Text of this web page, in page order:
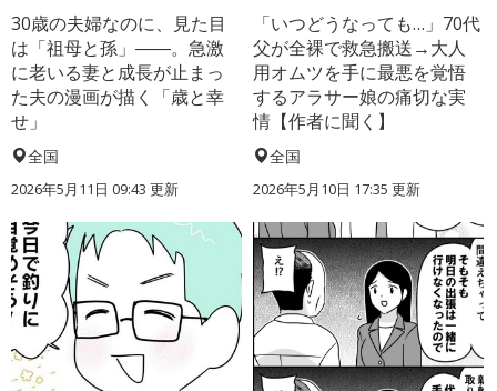
30歳の夫婦なのに、見た目
は「祖母と孫」――。急激
に老いる妻と成長が止まっ
た夫の漫画が描く「歳と幸
せ」
全国
2026年5月11日 09:43 更新
「いつどうなっても…」70代
父が全裸で救急搬送→大人
用オムツを手に最悪を覚悟
するアラサー娘の痛切な実
情【作者に聞く】
全国
2026年5月10日 17:35 更新